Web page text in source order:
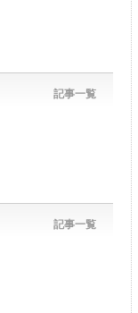
記事一覧
記事一覧